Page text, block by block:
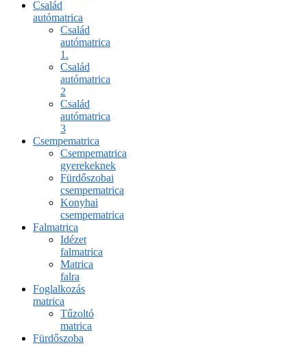
Család
autómatrica
Család
autómatrica
1.
Család
autómatrica
2
Család
autómatrica
3
Csempematrica
Csempematrica
gyerekeknek
Fürdőszobai
csempematrica
Konyhai
csempematrica
Falmatrica
Idézet
falmatrica
Matrica
falra
Foglalkozás
matrica
Tűzoltó
matrica
Fürdőszoba